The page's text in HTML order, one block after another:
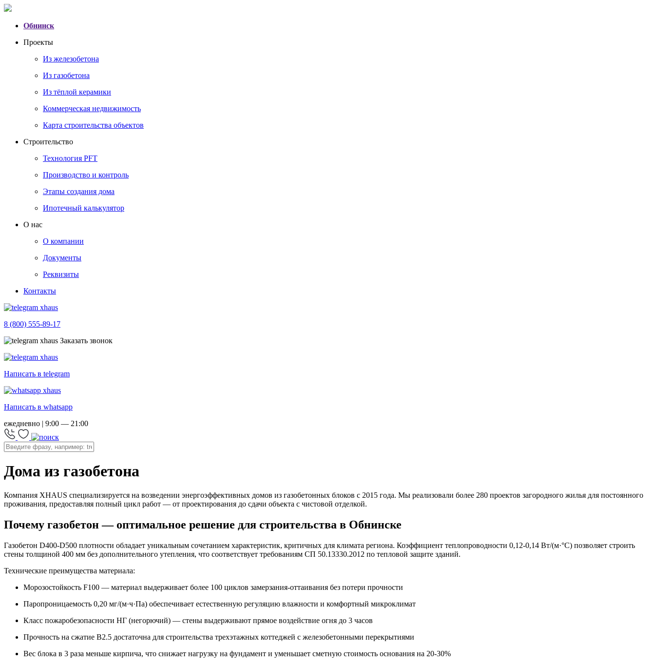
Обнинск
Проекты
Из железобетона
Из газобетона
Из тёплой керамики
Коммерческая недвижимость
Карта строительства объектов
Строительство
Технология PFT
Производство и контроль
Этапы создания дома
Ипотечный калькулятор
О нас
О компании
Документы
Реквизиты
Контакты
8 (800) 555-89-17
Заказать звонок
Написать в telegram
Написать в whatsapp
ежедневно | 9:00 — 21:00
Дома из газобетона
Компания XHAUS специализируется на возведении энергоэффективных домов из газобетонных блоков с 2015 года. Мы реализовали более 280 проектов загородного жилья для постоянного
проживания, предоставляя полный цикл работ — от проектирования до сдачи объекта с чистовой отделкой.
Почему газобетон — оптимальное решение для строительства в Обнинске
Газобетон D400-D500 плотности обладает уникальным сочетанием характеристик, критичных для климата региона. Коэффициент теплопроводности 0,12-0,14 Вт/(м·°C) позволяет строить
стены толщиной 400 мм без дополнительного утепления, что соответствует требованиям СП 50.13330.2012 по тепловой защите зданий.
Технические преимущества материала:
Морозостойкость F100 — материал выдерживает более 100 циклов замерзания-оттаивания без потери прочности
Паропроницаемость 0,20 мг/(м·ч·Па) обеспечивает естественную регуляцию влажности и комфортный микроклимат
Класс пожаробезопасности НГ (негорючий) — стены выдерживают прямое воздействие огня до 3 часов
Прочность на сжатие B2.5 достаточна для строительства трехэтажных коттеджей с железобетонными перекрытиями
Вес блока в 3 раза меньше кирпича, что снижает нагрузку на фундамент и уменьшает сметную стоимость основания на 20-30%